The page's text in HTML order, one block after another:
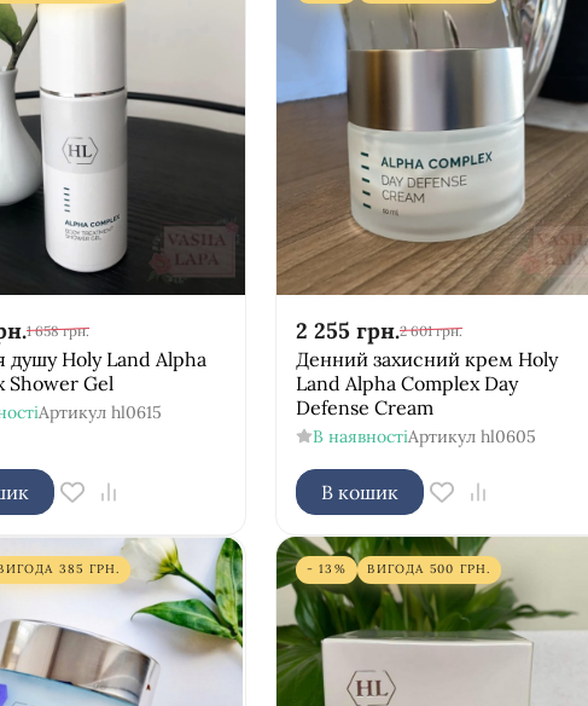
1 658 грн.
душу Holy Land Alpha
Shower Gel
Артикул hl0615
2 255 грн.2 601 грн.
Денний захисний крем Holy
Land Alpha Complex Day
Defense Cream
В наявностіАртикул hl0605
В кошик
385 ГРН. - 13% ВИГОДА 500 ГРН.